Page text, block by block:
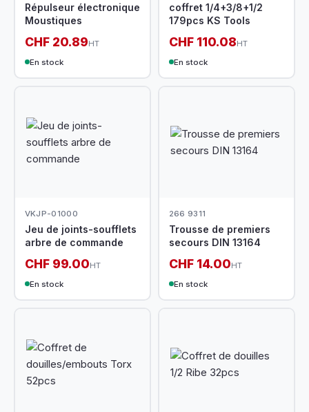
Répulseur électronique
Moustiques
CHF 20.89HT
En stock
coffret 1/4+3/8+1/2
179pcs KS Tools
CHF 110.08HT
En stock
VKJP-01000
Jeu de joints-soufflets
arbre de commande
CHF 99.00HT
En stock
266 9311
Trousse de premiers
secours DIN 13164
CHF 14.00HT
En stock